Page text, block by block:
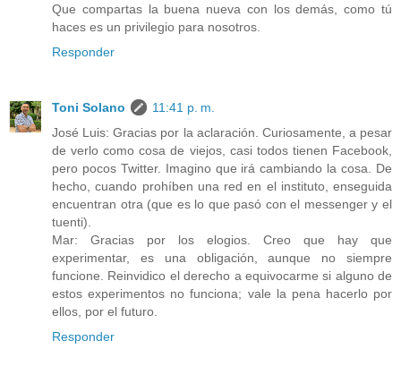
Que compartas la buena nueva con los demás, como tú
haces es un privilegio para nosotros.
Responder
Toni Solano
11:41 p. m.
José Luis: Gracias por la aclaración. Curiosamente, a pesar
de verlo como cosa de viejos, casi todos tienen Facebook,
pero pocos Twitter. Imagino que irá cambiando la cosa. De
hecho, cuando prohíben una red en el instituto, enseguida
encuentran otra (que es lo que pasó con el messenger y el
tuenti).
Mar: Gracias por los elogios. Creo que hay que
experimentar, es una obligación, aunque no siempre
funcione. Reinvidico el derecho a equivocarme si alguno de
estos experimentos no funciona; vale la pena hacerlo por
ellos, por el futuro.
Responder